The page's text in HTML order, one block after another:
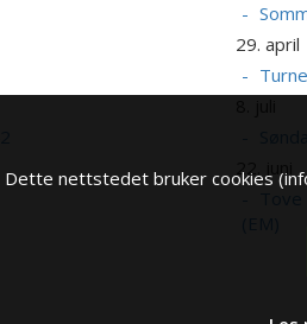
29. april
22. juni
Dette nettstedet bruker cookies